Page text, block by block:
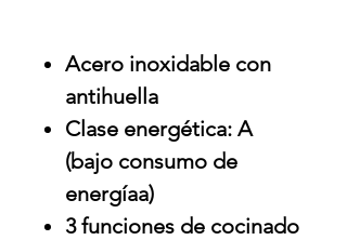
Acero inoxidable con
antihuella
Clase energética: A
(bajo consumo de
energíaa)
3 funciones de cocinado